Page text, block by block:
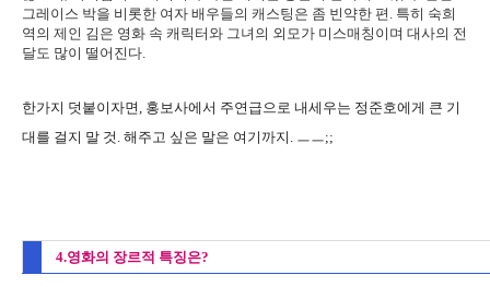
그레이스 박을 비롯한 여자 배우들의 캐스팅은 좀 빈약한 편. 특히 숙희
역의 제인 김은 영화 속 캐릭터와 그녀의 외모가 미스매칭이며 대사의 전
달도 많이 떨어진다.
한가지 덧붙이자면, 홍보사에서 주연급으로 내세우는 정준호에게 큰 기
대를 걸지 말 것. 해주고 싶은 말은 여기까지. ㅡㅡ;;
4.영화의 장르적 특징은?